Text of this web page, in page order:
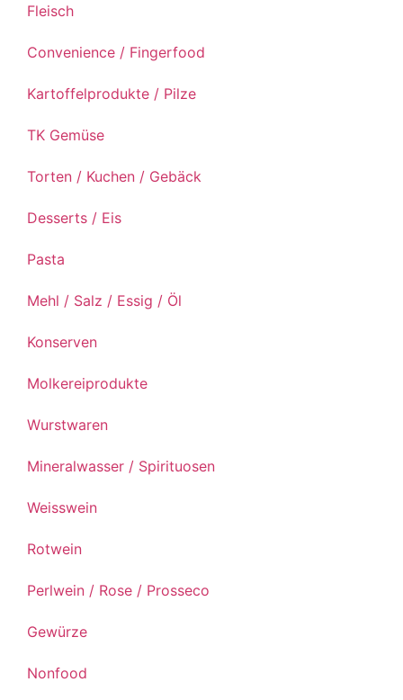
Fleisch
Convenience / Fingerfood
Kartoffelprodukte / Pilze
TK Gemüse
Torten / Kuchen / Gebäck
Desserts / Eis
Pasta
Mehl / Salz / Essig / Öl
Konserven
Molkereiprodukte
Wurstwaren
Mineralwasser / Spirituosen
Weisswein
Rotwein
Perlwein / Rose / Prosseco
Gewürze
Nonfood